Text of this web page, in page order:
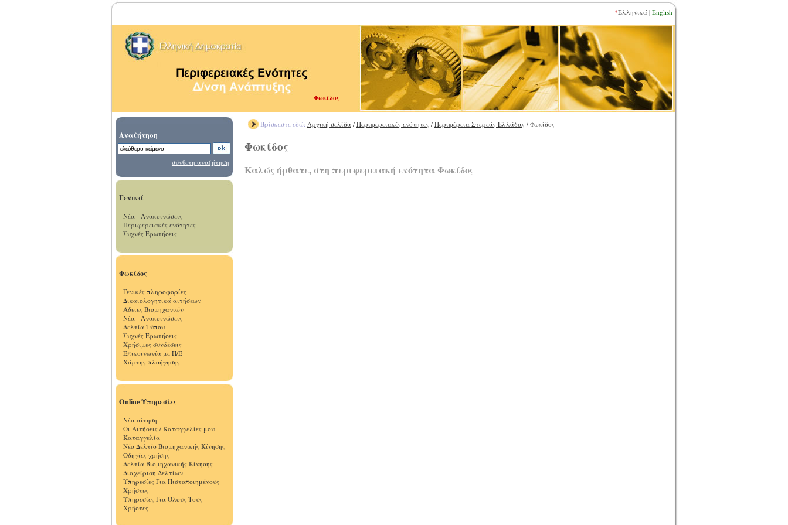
*Ελληνικά | English
Φωκίδος
Αναζήτηση
σύνθετη αναζήτηση
Γενικά
Νέα - Ανακοινώσεις
Περιφερειακές ενότητες
Συχνές Ερωτήσεις
Φωκίδος
Γενικές πληροφορίες
Δικαιολογητικά αιτήσεων
Άδειες Βιομηχανιών
Νέα - Ανακοινώσεις
Δελτία Τύπου
Συχνές Ερωτήσεις
Χρήσιμες συνδέσεις
Επικοινωνία με Π/Ε
Χάρτης πλοήγησης
Online Υπηρεσίες
Νέα αίτηση
Οι Αιτήσεις / Καταγγελίες μου
Καταγγελία
Νέο Δελτίο Βιομηχανικής Κίνησης
Οδηγίες χρήσης
Δελτία Βιομηχανικής Κίνησης
Διαχείριση Δελτίων
Υπηρεσίες Για Πιστοποιημένους
Χρήστες
Υπηρεσίες Για Όλους Τους
Χρήστες
Βρίσκεστε εδώ: Αρχική σελίδα / Περιφερειακές ενότητες / Περιφέρεια Στερεάς Ελλάδας / Φωκίδος
Φωκίδος
Καλώς ήρθατε, στη περιφερειακή ενότητα Φωκίδος